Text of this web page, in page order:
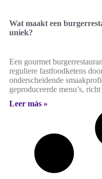
Wat maakt een
uniek?
Een gourmet
reguliere fastfoodketens
onderscheidende
geproduceerde menu’s, richt
Leer más »